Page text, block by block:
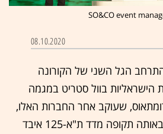
08.10.2020
הגל השני של הקורונה
הישראליות בוול סטריט במגמה
שעוקב אחר החברות האלו,
ירד בספטמבר ב-3%, ובאותה תקופה מדד ת"א-125 איבד